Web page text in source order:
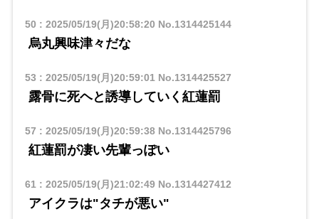
50 : 2025/05/19(月)20:58:20 No.1314425144
烏丸興味津々だな
53 : 2025/05/19(月)20:59:01 No.1314425527
露骨に死ヘと誘導していく紅蓮罰
57 : 2025/05/19(月)20:59:38No.1314425796
紅蓮罰が凄い先輩っぽい
61 : 2025/05/19(月)21:02:49No.1314427412
アイクラは"タチが悪い"